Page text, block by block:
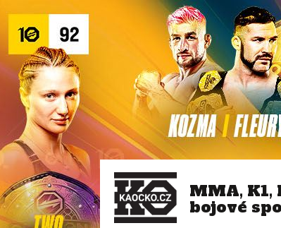
MMA, K1,
bojové